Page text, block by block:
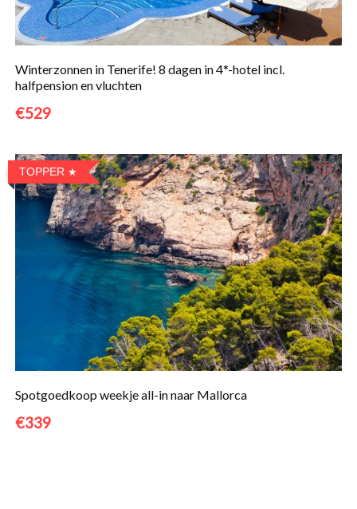
Winterzonnen in Tenerife! 8 dagen in 4*-hotel incl.
halfpension en vluchten
€529
TOPPER
Spotgoedkoop weekje all-in naar Mallorca
€339